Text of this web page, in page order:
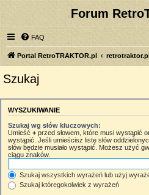
Forum
FAQ
Portal RetroTRAKTOR.pl
Szukaj
WYSZUKIWANIE
Szukaj wg słów kluczowych:
Umieść + przed słowem, które musi wystąpić
wystąpić. Jeśli umieścisz listę słów
słów będzie musiało wystąpić. Możesz użyć
ciągu znaków.
Szukaj wszystkich wyrażeń lub użyj
Szukaj któregokolwiek z wyrażeń